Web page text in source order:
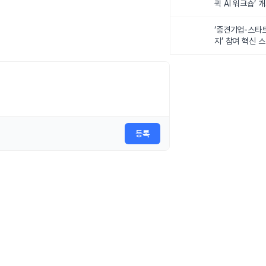
등록
퀵 AI 워크숍’
‘중견기업-스타
지’ 참여 혁신